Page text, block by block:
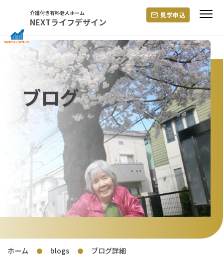
content
介護付き有料老人ホーム
NEXTライフデザイン
見学申込
ブログ
ホーム ● blogs ● ブログ詳細